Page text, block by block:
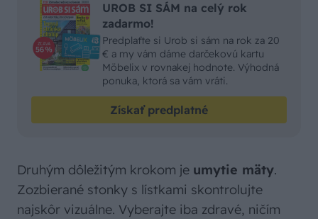
UROB SI SÁM na celý rok
zadarmo!
Predplaťte si Urob si sám na rok za 20
€ a my vám dáme darčekovú kartu
Möbelix v rovnakej hodnote. Výhodná
ponuka, ktorá sa vám vráti.
Získať predplatné
Druhým dôležitým krokom je umytie mäty.
Zozbierané stonky s lístkami skontrolujte
najskôr vizuálne. Vyberajte iba zdravé, ničím